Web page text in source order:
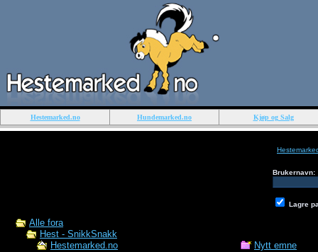
Hestemarked.no Hundemarked.no Kjøp og Salg
Brukernavn:
Lagre
Alle fora
Hest - SnikkSnakk
Hestemarked.no
Nytt emne